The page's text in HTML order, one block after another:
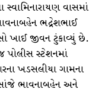
સ્વામિનારાયણ વાસમાં
ભદ્રેશભાઈ
ખાઈ જીવન ટુંકાવ્યું છે.
પોલીસ સ્ટેશનમાં
ખડસલીયા ગામના
ભાવનાબહેન અને